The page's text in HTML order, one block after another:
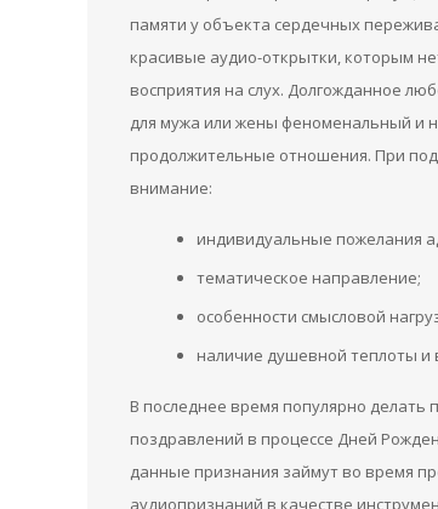
памяти у объекта сердечных
красивые аудио-открытки, которым
восприятия на слух. Долгожданное
для мужа или жены феноменальный и
продолжительные отношения. При
внимание:
индивидуальные пожелания
тематическое направление;
особенности смысловой
наличие душевной теплоты и
В последнее время популярно делать
поздравлений в процессе Дней
данные признания займут во время
аудиопризнаний в качестве